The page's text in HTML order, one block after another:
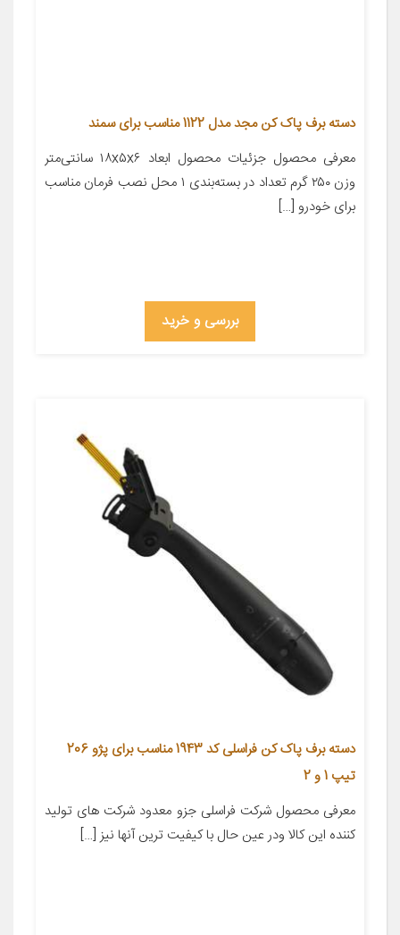
دسته برف پاک کن مجد مدل 1122 مناسب برای سمند
معرفی محصول جزئیات محصول ابعاد ۱۸x۵x۶ سانتی‌متر
وزن ۲۵۰ گرم تعداد در بسته‌بندی ۱ محل نصب فرمان مناسب
برای خودرو […]
بررسی و خرید
دسته برف پاک کن فراسلی کد 1943 مناسب برای پژو 206
تیپ 1 و 2
معرفی محصول شرکت فراسلی جزو معدود شرکت های تولید
کننده این کالا ودر عین حال با کیفیت ترین آنها نیز […]